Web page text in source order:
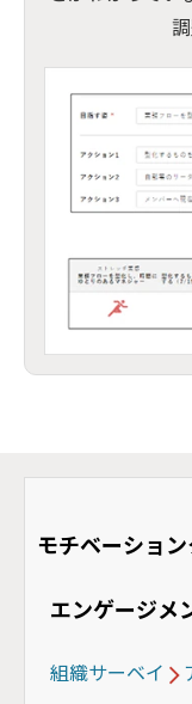
モチベーショ
エンゲージメ
組織サーベイ